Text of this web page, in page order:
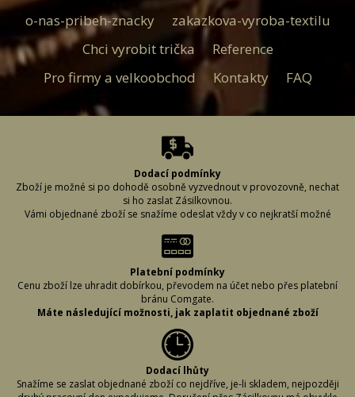
o-nas-pribeh-znacky
zakazkova-vyroba-textilu
Chci vyrobit trička
Reference
Pro firmy a velkoobchod
Kontakty FAQ
Dodací podmínky
Zboží je možné si po dohodě osobně vyzvednout v provozovně, nechat
si ho zaslat Zásilkovnou.
Vámi objednané zboží se snažíme odeslat vždy v co nejkratší možné
abyste při vyplňování dodacích údajů řádně vyplnili požadované
informace. (Může se stát, že napíšete špatně adresu či uděláte chybu ve
svém příjmení a zboží nelze doručit.) Proto si, prosím, vyplněné údaje
vždy zkontrolujte, aby se předešlo případnému zbytečnému zdržení či
vrácení Vaší zásilky.
Jak je uvedeno v záložkách platební podmínky a dodací lhůty, způsob
doručení i jeho cenu volíte sami. V případě volby platby převodem Vám
zboží zasíláme ihned po připsání částky na náš účet.
Ceny dopravy
Při volbě doručení Zásilkovnou 95,- Kč
Při osobním odběru zaplatíte cenu zboží předem na účet, vyzvednutí je
zdarma.
Platební podmínky
Cenu zboží lze uhradit dobírkou, převodem na účet nebo přes platební
bránu Comgate.
Máte následující možnosti, jak zaplatit objednané zboží
Platba na dobírku při využití dopravce Zásilkovna.
Platba předem na účet: 7364517002/5500, jako variabilní symbol
použijte číslo své objednávky.
Platba pomocí Comgate (platební brána).
Hotově platit nelze!
Ceny
Dodací lhůty
Snažíme se zaslat objednané zboží co nejdříve, je-li skladem, nejpozději